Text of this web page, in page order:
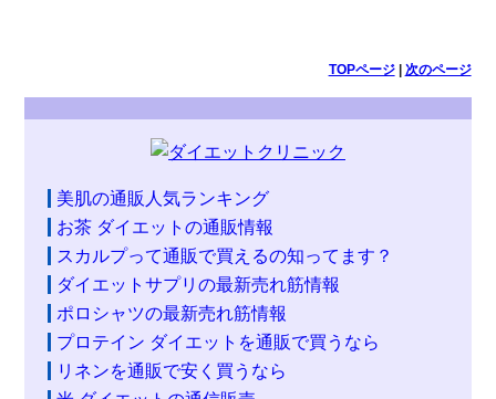
TOPページ| 次のページ
美肌の通販人気ランキング
お茶 ダイエットの通販情報
スカルプって通販で買えるの知ってます？
ダイエットサプリの最新売れ筋情報
ポロシャツの最新売れ筋情報
プロテイン ダイエットを通販で買うなら
リネンを通販で安く買うなら